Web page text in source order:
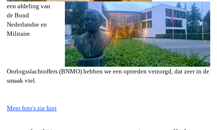
een afdeling van
de Bond
Nederlandse en
Militaire
Oorlogsslachtoffers (BNMO) hebben we een optreden verzorgd, dat zeer in de
smaak viel.
Meer foto's zie hier